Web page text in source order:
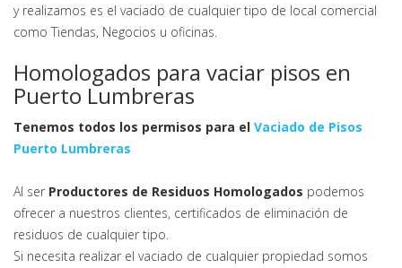
y realizamos es el vaciado de cualquier tipo de local comercial
como Tiendas, Negocios u oficinas.
Homologados para vaciar pisos en
Puerto Lumbreras
Tenemos todos los permisos para el Vaciado de Pisos
Puerto Lumbreras
Al ser Productores de Residuos Homologados podemos
ofrecer a nuestros clientes, certificados de eliminación de
residuos de cualquier tipo.
Si necesita realizar el vaciado de cualquier propiedad somos